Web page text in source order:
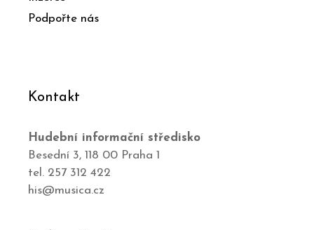
Podpořte nás
Kontakt
Hudební informační středisko
Besední 3, 118 00 Praha 1
tel. 257 312 422
his@musica.cz